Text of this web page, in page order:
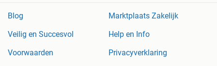
Blog
Marktplaats Zakelijk
Veilig en Succesvol
Help en Info
Voorwaarden
Privacyverklaring